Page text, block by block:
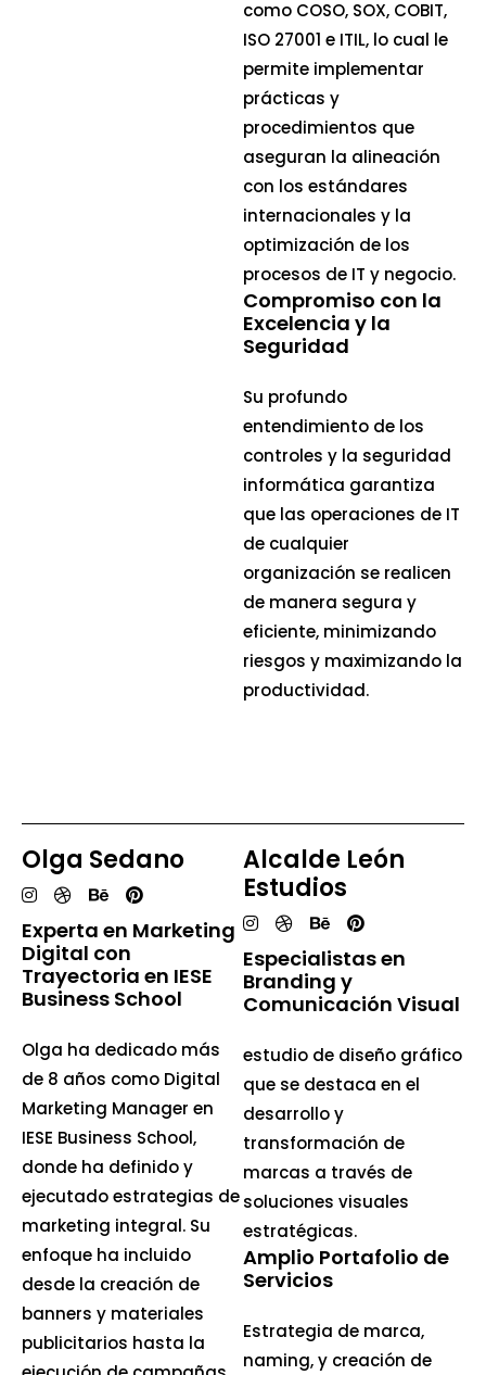
como COSO, SOX, COBIT,
ISO 27001 e ITIL, lo cual le
permite implementar
prácticas y
procedimientos que
aseguran la alineación
con los estándares
internacionales y la
optimización de los
procesos de IT y negocio.
Compromiso con la
Excelencia y la
Seguridad
Su profundo
entendimiento de los
controles y la seguridad
informática garantiza
que las operaciones de IT
de cualquier
organización se realicen
de manera segura y
eficiente, minimizando
riesgos y maximizando la
productividad.
Olga Sedano
Experta en Marketing
Digital con
Trayectoria en IESE
Business School
Olga ha dedicado más
de 8 años como Digital
Marketing Manager en
IESE Business School,
donde ha definido y
ejecutado estrategias de
marketing integral. Su
enfoque ha incluido
desde la creación de
banners y materiales
publicitarios hasta la
Alcalde León
Estudios
Especialistas en
Branding y
Comunicación Visual
estudio de diseño gráfico
que se destaca en el
desarrollo y
transformación de
marcas a través de
soluciones visuales
estratégicas.
Amplio Portafolio de
Servicios
Estrategia de marca,
naming, y creación de